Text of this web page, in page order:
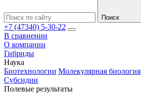
Поиск
+7 (47340) 5-30-22
В сравнении
О компании
Гибриды
Наука
Биотехнологии Молекулярная биология
Субсидии
Полевые результаты